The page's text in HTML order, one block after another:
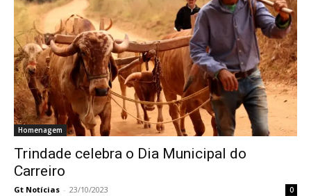
Homenagem
Trindade celebra o Dia Municipal do
Carreiro
Gt Notícias - 23/10/2023 0